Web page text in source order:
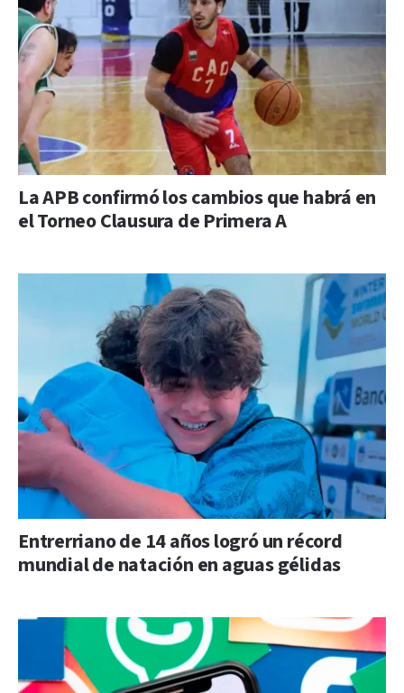
La APB confirmó los cambios que habrá en
el Torneo Clausura de Primera A
Entrerriano de 14 años logró un récord
mundial de natación en aguas gélidas